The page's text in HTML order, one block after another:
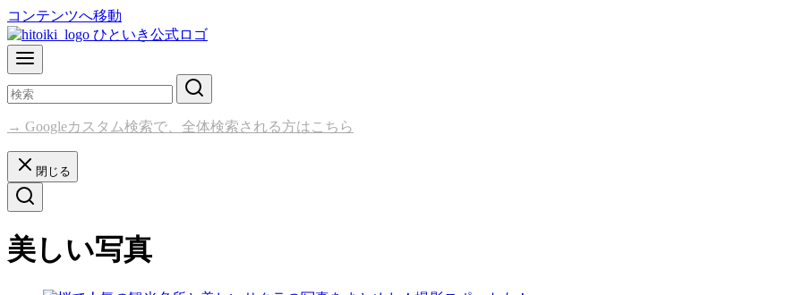
コンテンツへ移動
→ Googleカスタム検索で、全体検索される方はこちら
閉じる
美しい写真